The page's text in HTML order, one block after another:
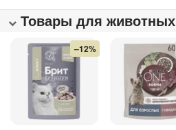
Товары для животных
–12%